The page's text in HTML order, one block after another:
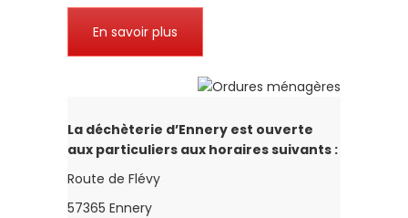
En savoir plus
La déchèterie d’Ennery est ouverte
aux particuliers aux horaires suivants :
Route de Flévy
57365 Ennery